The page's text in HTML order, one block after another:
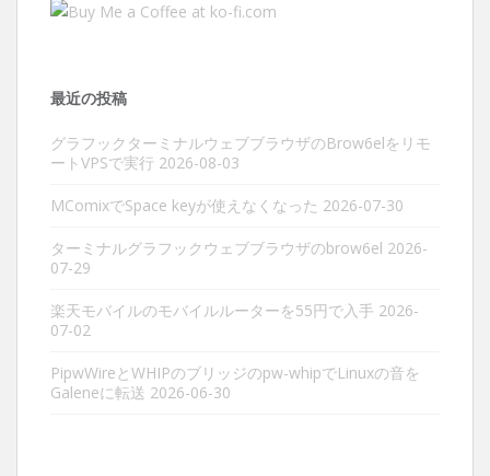
最近の投稿
グラフックターミナルウェブブラウザのBrow6elをリモ
ートVPSで実行 2026-08-03
MComixでSpace keyが使えなくなった 2026-07-30
ターミナルグラフックウェブブラウザのbrow6el 2026-
07-29
楽天モバイルのモバイルルーターを55円で入手 2026-
07-02
PipwWireとWHIPのブリッジのpw-whipでLinuxの音を
Galeneに転送 2026-06-30